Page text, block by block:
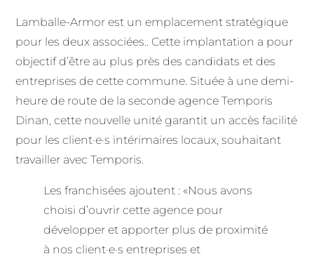
Lamballe-Armor est un emplacement stratégique
pour les deux associées.. Cette implantation a pour
objectif d’être au plus près des candidats et des
entreprises de cette commune. Située à une demi-
heure de route de la seconde agence Temporis
Dinan, cette nouvelle unité garantit un accès facilité
pour les client·e·s intérimaires locaux, souhaitant
travailler avec Temporis.
Les franchisées ajoutent : «Nous avons
choisi d’ouvrir cette agence pour
développer et apporter plus de proximité
à nos client·e·s entreprises et